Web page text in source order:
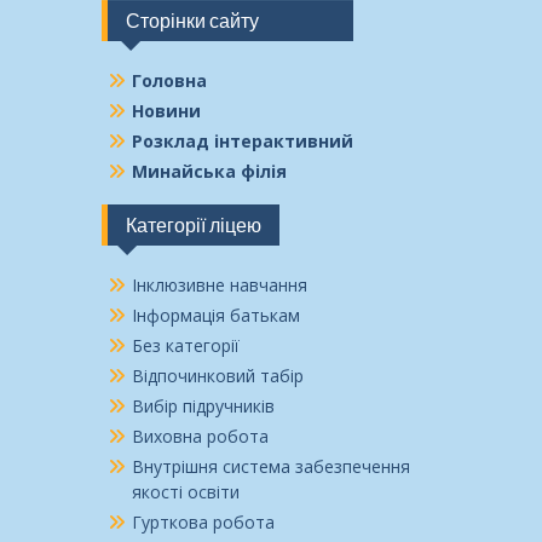
Сторінки сайту
Головна
Новини
Розклад інтерактивний
Минайська філія
Категорії ліцею
Інклюзивне навчання
Інформація батькам
Без категорії
Відпочинковий табір
Вибір підручників
Виховна робота
Внутрішня система забезпечення
якості освіти
Гурткова робота